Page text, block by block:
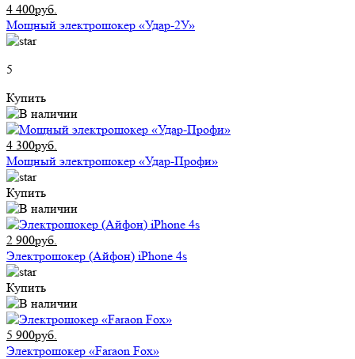
4 400руб.
Мощный электрошокер «Удар-2У»
5
Купить
4 300руб.
Мощный электрошокер «Удар-Профи»
Купить
2 900руб.
Электрошокер (Айфон) iPhone 4s
Купить
5 900руб.
Электрошокер «Faraon Fox»